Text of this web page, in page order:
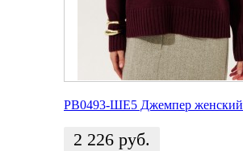
РВ0493-ШЕ5 Джемпер женский
2 226 руб.